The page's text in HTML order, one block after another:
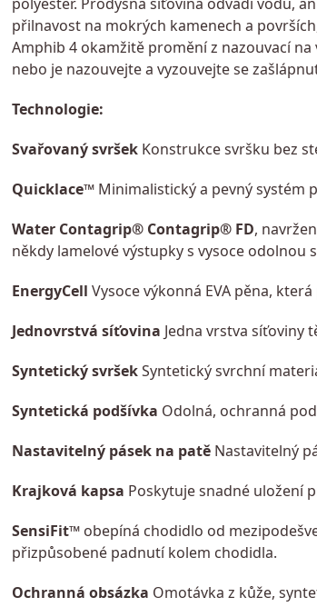
přilnavost na mokrých kamenech a
Amphib 4 okamžitě promění z nazouvací
nebo je nazouvejte a vyzouvejte se
Technologie:
Svařovaný svršekKonstrukce svršku bez
Quicklace™Minimalistický a pevný systém
Water Contagrip® Contagrip® FD,
někdy lamelové výstupky s vysoce odolnou
EnergyCell Vysoce výkonná EVA pěna,
Jednovrstvá síťovina Jedna vrstva síťoviny
Syntetický svršekSyntetický svrchní
Syntetická podšívka Odolná, ochranná
Nastavitelný pásek na patěNastavitelný
Krajková kapsa Poskytuje snadné uložení
SensiFit™obepíná chodidlo od
přizpůsobené padnutí kolem chodidla.
Ochranná obsázka Omotávka z kůže,